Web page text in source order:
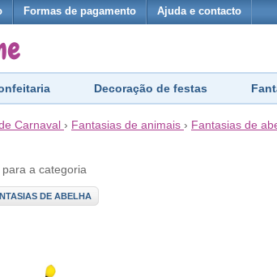
Formas de pagamento Ajuda e contacto
Decoração de festas
Carnaval › Fantasias de animais › Fantasias de
para a categoria
DE ABELHA